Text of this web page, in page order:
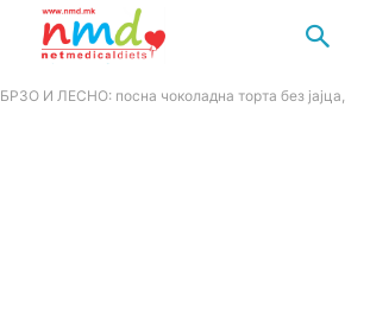
БРЗО И ЛЕСНО: посна чоколадна торта без јајца,